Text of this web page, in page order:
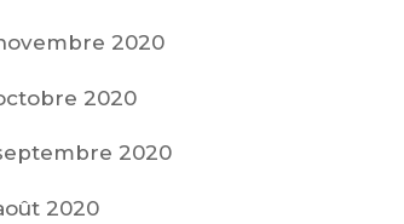
2020
2020
2020
2020